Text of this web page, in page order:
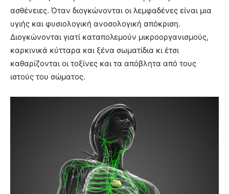
ασθένειες. Όταν διογκώνονται οι λεμφαδένες είναι μια
υγιής και φυσιολογική ανοσολογική απόκριση.
Διογκώνονται γιατί καταπολεμούν μικροοργανισμούς,
καρκινικά κύτταρα και ξένα σωματίδια κι έτσι
καθαρίζονται οι τοξίνες και τα απόβλητα από τους
ιστούς του σώματος.